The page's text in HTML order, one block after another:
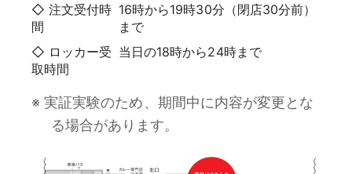
◇ 注文受付時
間
16時から19時30分（閉店30分前）
まで
◇ ロッカー受
取時間
当日の18時から24時まで
※ 実証実験のため、期間中に内容が変更とな
る場合があります。